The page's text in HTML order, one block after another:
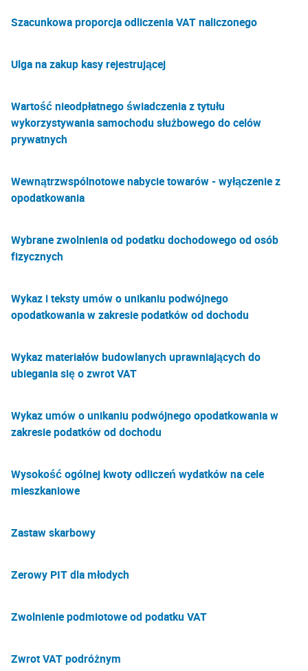
Szacunkowa proporcja odliczenia VAT naliczonego
Ulga na zakup kasy rejestrującej
Wartość nieodpłatnego świadczenia z tytułu
wykorzystywania samochodu służbowego do celów
prywatnych
Wewnątrzwspólnotowe nabycie towarów - wyłączenie z
opodatkowania
Wybrane zwolnienia od podatku dochodowego od osób
fizycznych
Wykaz i teksty umów o unikaniu podwójnego
opodatkowania w zakresie podatków od dochodu
Wykaz materiałów budowlanych uprawniających do
ubiegania się o zwrot VAT
Wykaz umów o unikaniu podwójnego opodatkowania w
zakresie podatków od dochodu
Wysokość ogólnej kwoty odliczeń wydatków na cele
mieszkaniowe
Zastaw skarbowy
Zerowy PIT dla młodych
Zwolnienie podmiotowe od podatku VAT
Zwrot VAT podróżnym